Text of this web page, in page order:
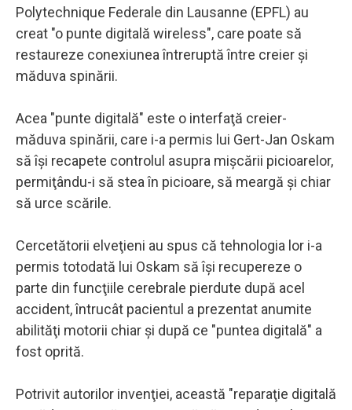
Polytechnique Federale din Lausanne (EPFL) au
creat "o punte digitală wireless", care poate să
restaureze conexiunea întreruptă între creier şi
măduva spinării.
Acea "punte digitală" este o interfaţă creier-
măduva spinării, care i-a permis lui Gert-Jan Oskam
să îşi recapete controlul asupra mişcării picioarelor,
permiţându-i să stea în picioare, să meargă şi chiar
să urce scările.
Cercetătorii elveţieni au spus că tehnologia lor i-a
permis totodată lui Oskam să îşi recupereze o
parte din funcţiile cerebrale pierdute după acel
accident, întrucât pacientul a prezentat anumite
abilităţi motorii chiar şi după ce "puntea digitală" a
fost oprită.
Potrivit autorilor invenţiei, această "reparaţie digitală